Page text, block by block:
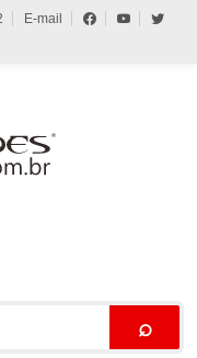
E-mail
⌕